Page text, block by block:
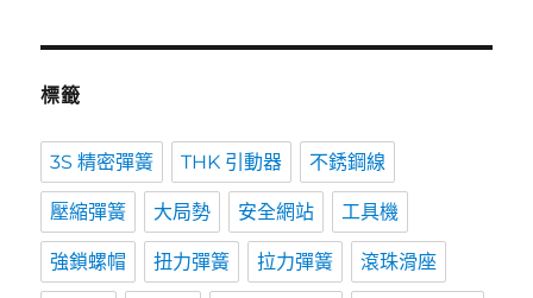
標籤
3S 精密彈簧 THK 引動器 不銹鋼線
壓縮彈簧 大局勢 安全網站 工具機
強鎖螺帽 扭力彈簧 拉力彈簧 滾珠滑座